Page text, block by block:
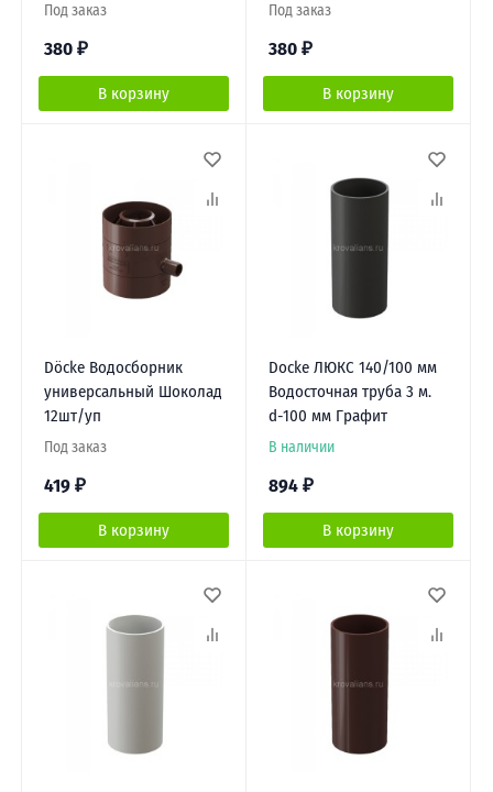
Под заказ
380 ₽
В корзину
Под заказ
380 ₽
В корзину
Döcke Водосборник
универсальный Шоколад
12шт/уп
Под заказ
419 ₽
В корзину
Docke ЛЮКС 140/100 мм
Водосточная труба 3 м.
d-100 мм Графит
В наличии
894 ₽
В корзину